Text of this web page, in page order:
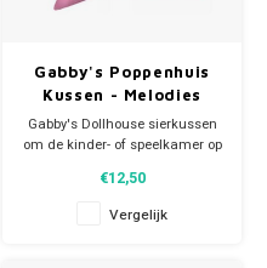
Gabby's Poppenhuis
Kussen - Melodies
Gabby's Dollhouse sierkussen
om de kinder- of speelkamer op
Poppenhuis kussen is
dubbelzijdig te gebruiken.
Materiaal: 100% polyester.
€12,50
Vergelijk